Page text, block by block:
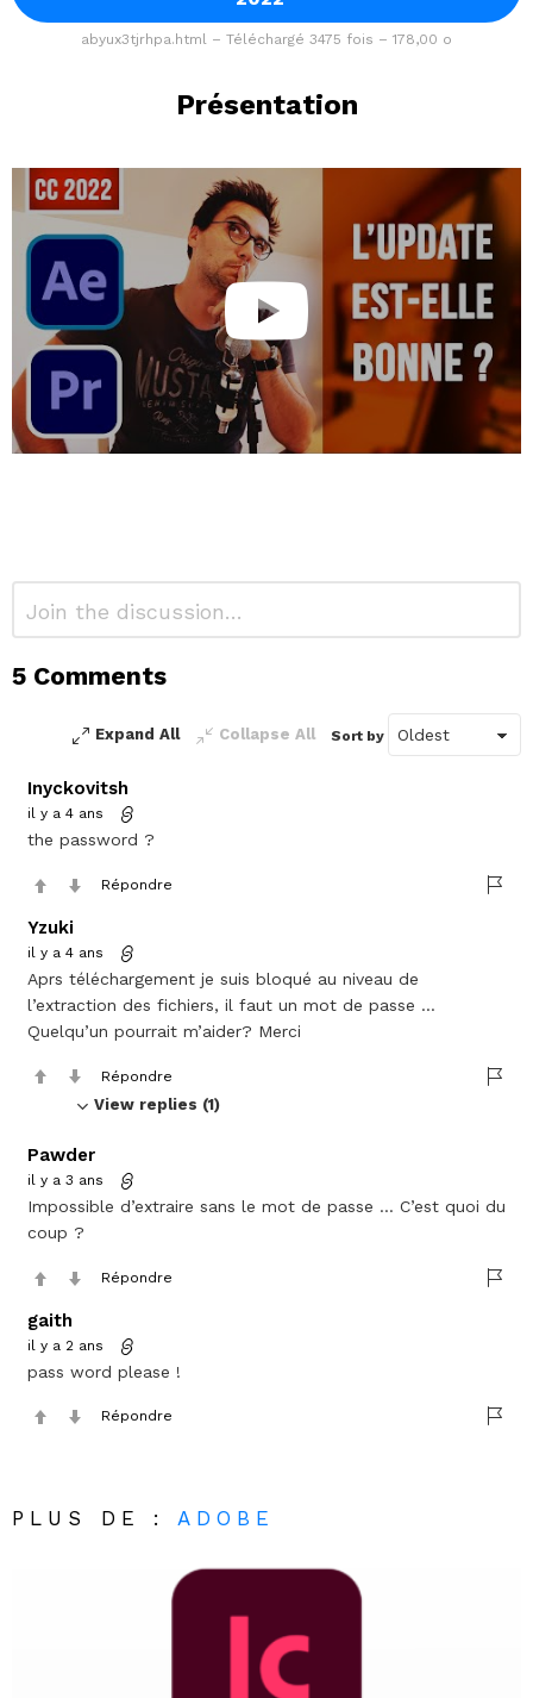
abyux3tjrhpa.html – Téléchargé 3475 fois – 178,00 o
Présentation
un
Alternative:
5 Comments
Expand All Collapse All Sort by
Inyckovitsh
il y a 4 ans
the password ?
Répondre
Yzuki
il y a 4 ans
Aprs téléchargement je suis bloqué au niveau de
l’extraction des fichiers, il faut un mot de passe …
Quelqu’un pourrait m’aider? Merci
Répondre
View replies (1)
Pawder
il y a 3 ans
Impossible d’extraire sans le mot de passe … C’est quoi du
coup ?
Répondre
gaith
il y a 2 ans
pass word please !
Répondre
PLUS DE : ADOBE